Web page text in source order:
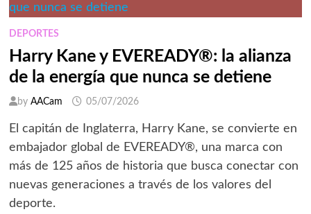
LA
ESTRATEGIA
GLOBAL
DE
CIBERSEGURIDAD:
COMMVAULT
DEPORTES
Harry Kane y EVEREADY®: la alianza
de la energía que nunca se detiene
by AACam 05/07/2026
El capitán de Inglaterra, Harry Kane, se convierte en
embajador global de EVEREADY®, una marca con
más de 125 años de historia que busca conectar con
nuevas generaciones a través de los valores del
deporte.